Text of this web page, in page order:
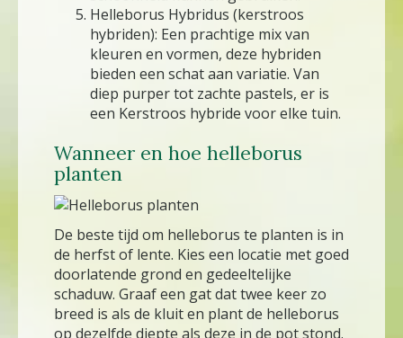
Helleborus Hybridus (kerstroos
hybriden): Een prachtige mix van
kleuren en vormen, deze hybriden
bieden een schat aan variatie. Van
diep purper tot zachte pastels, er is
een Kerstroos hybride voor elke tuin.
Wanneer en hoe helleborus
planten
De beste tijd om helleborus te planten is in
de herfst of lente. Kies een locatie met goed
doorlatende grond en gedeeltelijke
schaduw. Graaf een gat dat twee keer zo
breed is als de kluit en plant de helleborus
op dezelfde diepte als deze in de pot stond.